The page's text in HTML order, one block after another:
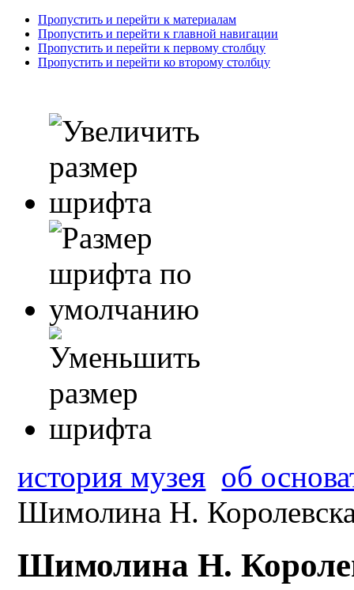
Пропустить и перейти к материалам
Пропустить и перейти к главной навигации
Пропустить и перейти к первому столбцу
Пропустить и перейти ко второму столбцу
история музея об
Шимолина Н.
Шимолина Н.